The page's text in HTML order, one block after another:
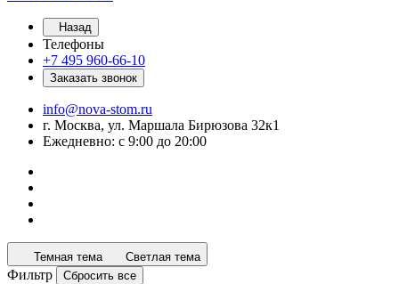
Назад
Телефоны
+7 495 960-66-10
Заказать звонок
info@nova-stom.ru
г. Москва, ул. Маршала Бирюзова 32к1
Ежедневно: с 9:00 до 20:00
Темная тема Светлая тема
Фильтр Сбросить все